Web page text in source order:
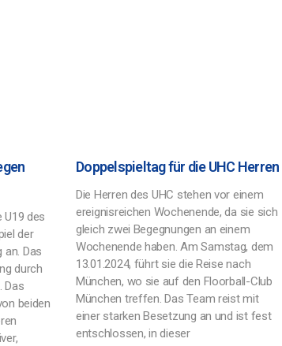
U19 des
der
an. Das
durch
Das
beiden
Doppelspieltag für die UHC Herren
Die Herren des UHC stehen vor einem
ereignisreichen Wochenende, da sie sich
gleich zwei Begegnungen an einem
Wochenende haben. Am Samstag, dem
13.01.2024, führt sie die Reise nach
München, wo sie auf den Floorball-Club
München treffen. Das Team reist mit
einer starken Besetzung an und ist fest
entschlossen, in dieser